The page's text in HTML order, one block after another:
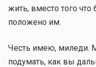
жить, вместо того
положено им.
Честь имею, миледи.
подумать, как вы